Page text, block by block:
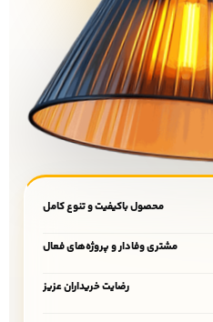
محصول باکیفیت و تنوع کامل
مشتری وفادار و پروژه‌های فعال
رضایت خریداران عزیز